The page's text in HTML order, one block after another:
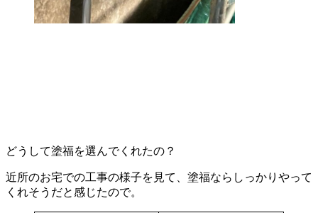
どうして塗福を選んでくれたの？
近所のお宅での工事の様子を見て、塗福ならしっかりやって
くれそうだと感じたので。